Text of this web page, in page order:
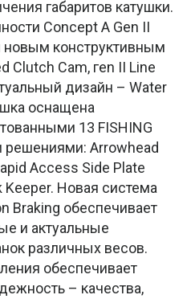
габаритов катушки.
Concept A Gen II
конструктивным
Clutch Cam, гen II Line
дизайн – Water
оснащена
13 FISHING
решениями: Arrowhead
Access Side Plate
Keeper. Новая система
Braking обеспечивает
и актуальные
различных весов.
обеспечивает
– качества,